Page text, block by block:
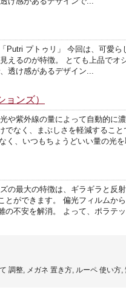
プトゥリ」 今回は、可愛
るのが特徴。 とても上品でオ
透け感があるデザイン...
ンズ）
紫外線の量によって自動的に
なく、まぶしさを軽減するこ
く、いつもちょうどいい量の光
の最大の特徴は、ギラギラと反
ができます。 偏光フィルムか
の不安を解消。 よって、ポラテ
調整, メガネ 置き方, ルーペ 使い方